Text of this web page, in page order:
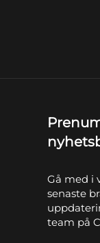
Gå med i
senaste
team på